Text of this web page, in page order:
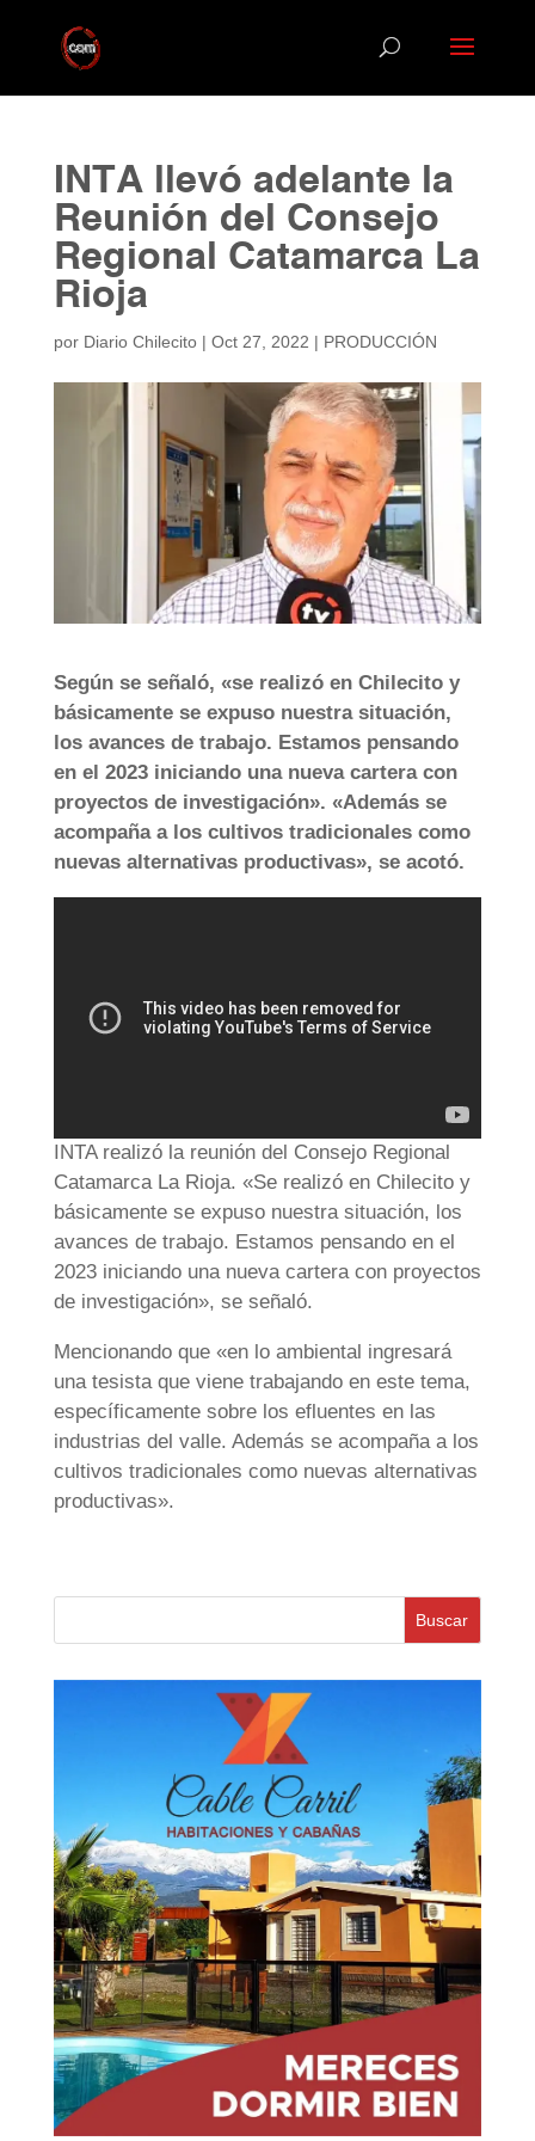
INTA llevó adelante la
Reunión del Consejo
Regional Catamarca La
Rioja
por Diario Chilecito| Oct 27, 2022 | PRODUCCIÓN
Según se señaló, «se realizó en Chilecito y
básicamente se expuso nuestra situación,
los avances de trabajo. Estamos pensando
en el 2023 iniciando una nueva cartera con
proyectos de investigación». «Además se
acompaña a los cultivos tradicionales como
nuevas alternativas productivas», se acotó.
INTA realizó la reunión del Consejo Regional
Catamarca La Rioja. «Se realizó en Chilecito y
básicamente se expuso nuestra situación, los
avances de trabajo. Estamos pensando en el
2023 iniciando una nueva cartera con proyectos
de investigación», se señaló.
Mencionando que «en lo ambiental ingresará
una tesista que viene trabajando en este tema,
específicamente sobre los efluentes en las
industrias del valle. Además se acompaña a los
cultivos tradicionales como nuevas alternativas
productivas».
Buscar